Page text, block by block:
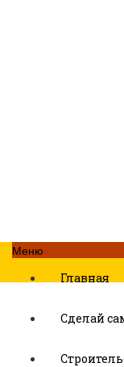
Меню
Главная
Сделай